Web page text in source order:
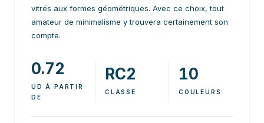
vitrés aux formes géométriques. Avec ce choix, tout
amateur de minimalisme y trouvera certainement son
compte.
0.72
UD À PARTIR
DE
RC2
CLASSE
10
COULEURS